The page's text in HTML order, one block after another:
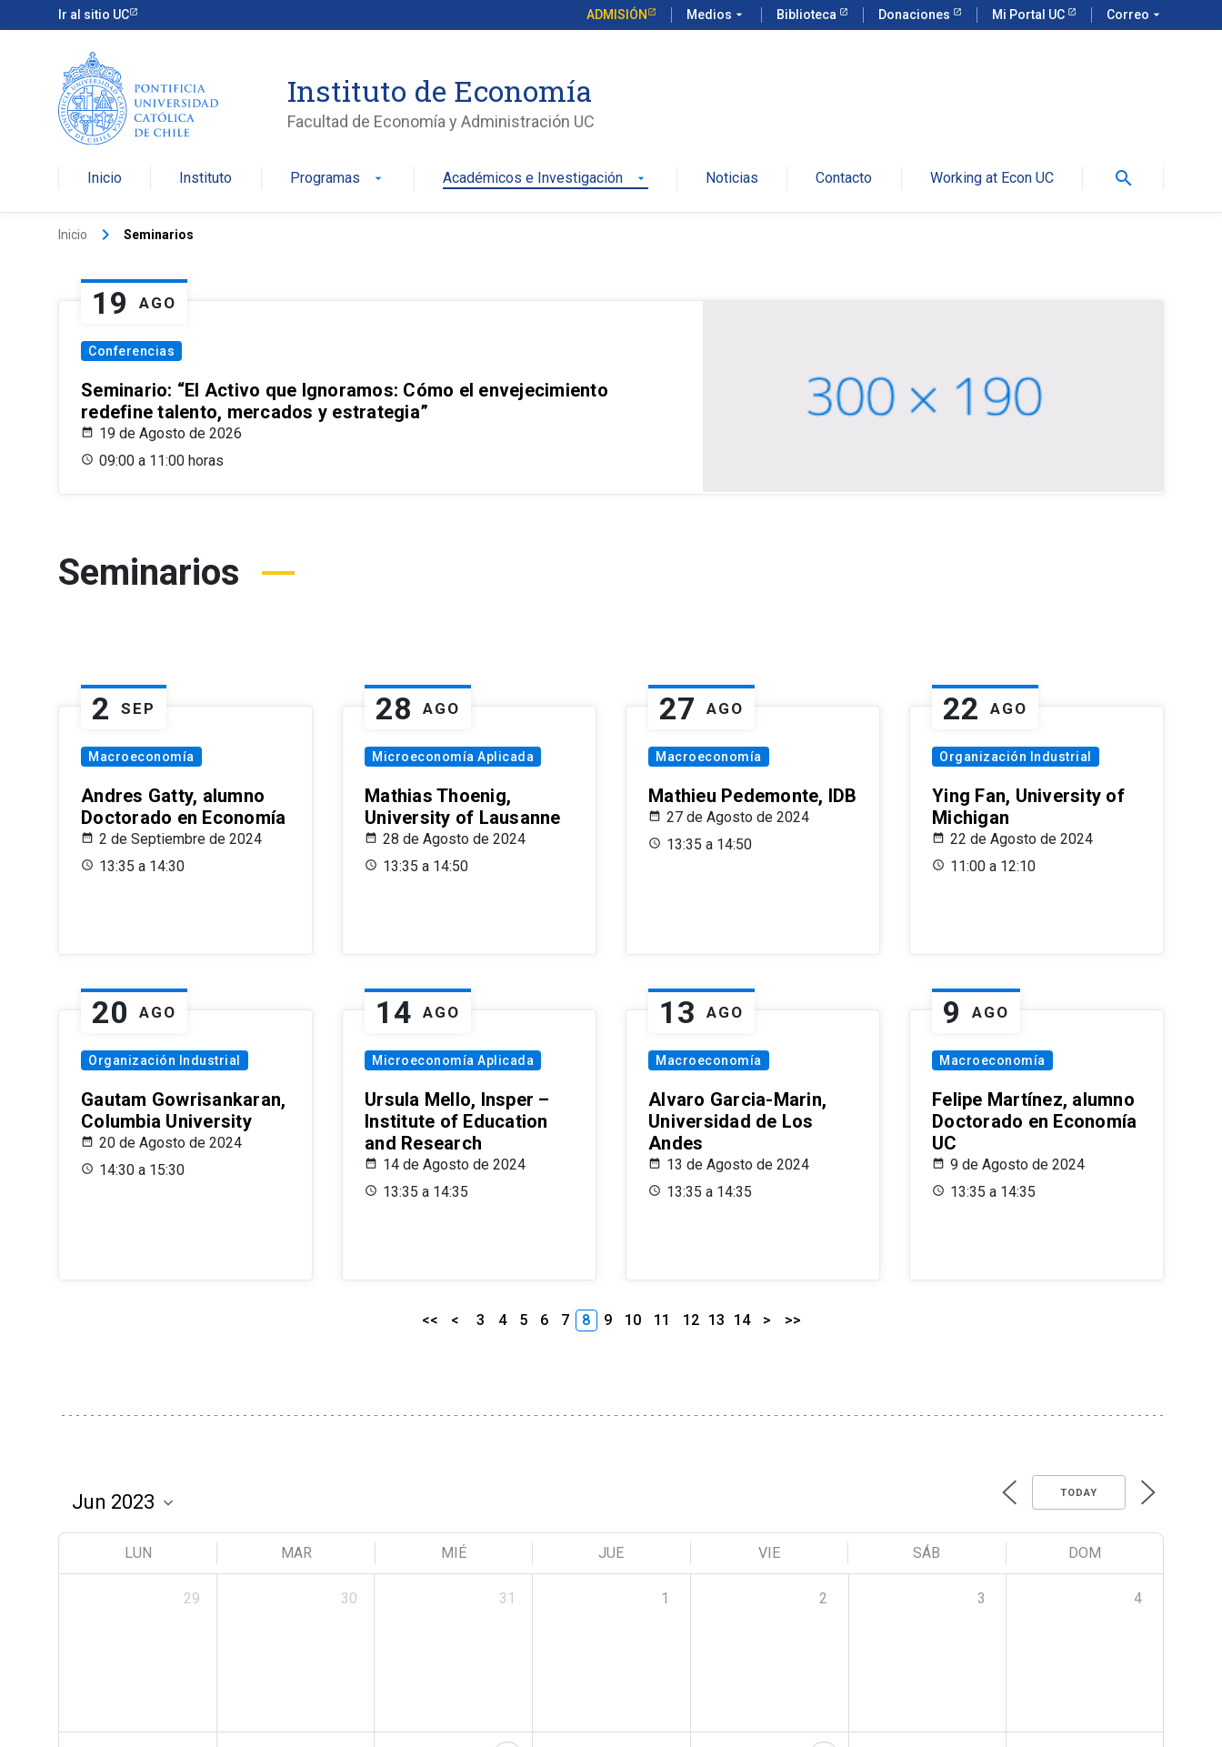
Ir al sitio UC ADMISIÓN Medios arrow_drop_down Biblioteca Donaciones Mi Portal UC Correo arrow_drop_down
Instituto de Economía
Facultad de Economía y Administración UC
Inicio Instituto Programas arrow_drop_down Académicos e Investigación arrow_drop_down Noticias Contacto Working at Econ UC search
Inicio keyboard_arrow_right Seminarios
19 AGO
Conferencias
Seminario: “El Activo que Ignoramos: Cómo el envejecimiento
redefine talento, mercados y estrategia”
19 de Agosto de 2026
09:00 a 11:00 horas
Seminarios
2 SEP
Macroeconomía
Andres Gatty, alumno
Doctorado en Economía
2 de Septiembre de 2024
13:35 a 14:30
28 AGO
Microeconomía Aplicada
Mathias Thoenig,
University of Lausanne
28 de Agosto de 2024
13:35 a 14:50
27 AGO
Macroeconomía
Mathieu Pedemonte, IDB
27 de Agosto de 2024
13:35 a 14:50
22 AGO
Organización Industrial
Ying Fan, University of
Michigan
22 de Agosto de 2024
11:00 a 12:10
20 AGO
Organización Industrial
Gautam Gowrisankaran,
Columbia University
20 de Agosto de 2024
14:30 a 15:30
14 AGO
Microeconomía Aplicada
Ursula Mello, Insper –
Institute of Education
and Research
14 de Agosto de 2024
13:35 a 14:35
13 AGO
Macroeconomía
Alvaro Garcia-Marin,
Universidad de Los
Andes
13 de Agosto de 2024
13:35 a 14:35
9 AGO
Macroeconomía
Felipe Martínez, alumno
Doctorado en Economía
UC
9 de Agosto de 2024
13:35 a 14:35
<< < 3 4 5 6 7 8 9 10 11 12 13 14 > >>
TODAY
LUN MAR MIÉ JUE VIE SÁB DOM
29 30 31 1 2 3 4